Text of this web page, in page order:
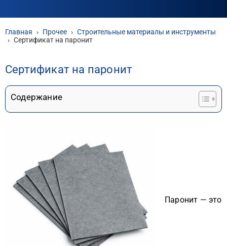
Главная › Прочее › Строительные материалы и инструменты
› Сертификат на паронит
Сертификат на паронит
Содержание
Паронит — это